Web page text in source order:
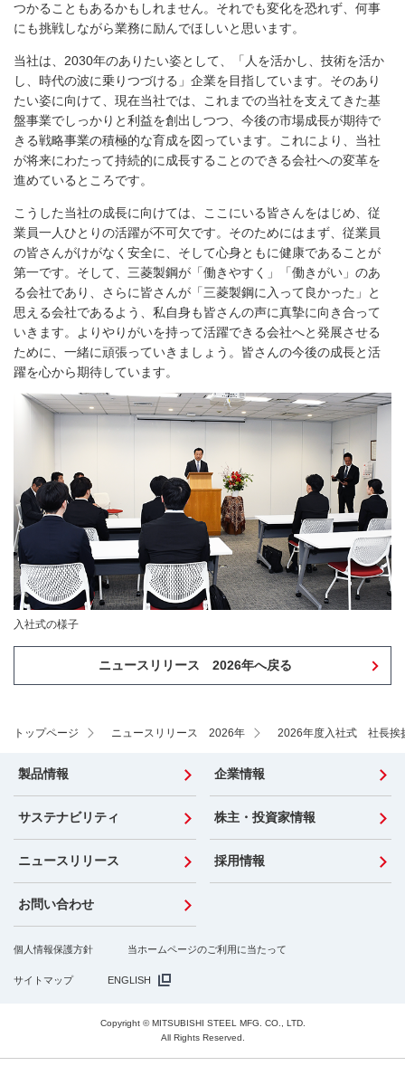
入社式の様子
つかることもあるかもしれません。それでも変化を恐れず、何事
にも挑戦しながら業務に励んでほしいと思います。
当社は、2030年のありたい姿として、「人を活かし、技術を活か
し、時代の波に乗りつづける」企業を目指しています。そのあり
たい姿に向けて、現在当社では、これまでの当社を支えてきた基
盤事業でしっかりと利益を創出しつつ、今後の市場成長が期待で
きる戦略事業の積極的な育成を図っています。これにより、当社
が将来にわたって持続的に成長することのできる会社への変革を
進めているところです。
こうした当社の成長に向けては、ここにいる皆さんをはじめ、従
業員一人ひとりの活躍が不可欠です。そのためにはまず、従業員
の皆さんがけがなく安全に、そして心身ともに健康であることが
第一です。そして、三菱製鋼が「働きやすく」「働きがい」のあ
る会社であり、さらに皆さんが「三菱製鋼に入って良かった」と
思える会社であるよう、私自身も皆さんの声に真摯に向き合って
いきます。よりやりがいを持って活躍できる会社へと発展させる
ために、一緒に頑張っていきましょう。皆さんの今後の成長と活
躍を心から期待しています。
ニュースリリース 2026年へ戻る
トップページ ニュースリリース 2026年 2026年度入社式 社長挨
製品情報 企業情報
サステナビリティ 株主・投資家情報
ニュースリリース 採用情報
お問い合わせ
個人情報保護方針 当ホームページのご利用に当たって
サイトマップ ENGLISH
Copyright © MITSUBISHI STEEL MFG. CO., LTD.
All Rights Reserved.